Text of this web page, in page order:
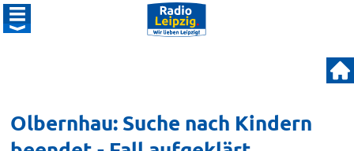
Olbernhau: Suche nach Kindern